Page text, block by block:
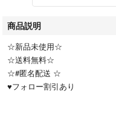
商品説明
☆新品未使用☆
☆送料無料☆
☆#匿名配送 ☆
♥︎フォロー割引あり